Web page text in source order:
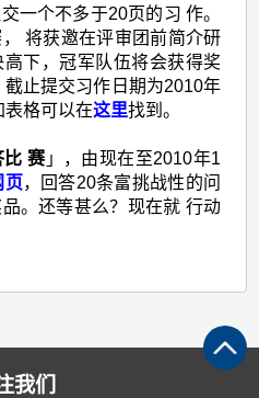
一个不多于20页的习 作。
将获邀在评审团前简介研
下，冠军队伍将会获得奖
止提交习作日期为2010年
表格可以在这里找到。
比 赛」，由现在至2010年1
页，回答20条富挑战性的问
。还等甚么？现在就 行动
我们